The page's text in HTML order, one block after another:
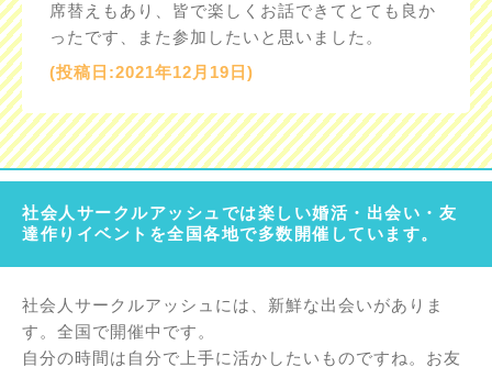
席替えもあり、皆で楽しくお話できてとても良か
ったです、また参加したいと思いました。
(投稿日:2021年12月19日)
社会人サークルアッシュでは楽しい婚活・出会い・友
達作りイベントを全国各地で多数開催しています。
社会人サークルアッシュには、新鮮な出会いがありま
す。全国で開催中です。
自分の時間は自分で上手に活かしたいものですね。お友